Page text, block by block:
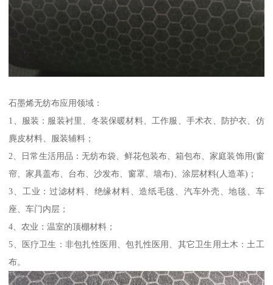
石墨烯无纺布应用领域：
1、服装：服装衬里、冬装保暖材料、工作服、手术衣、防护衣、仿
麂皮材料、服装辅料；
2、日常生活用品：无纺布袋、鲜花包装布、箱包布、家庭装饰用(窗
帘、家具盖布、台布、沙发布、窗罩、墙布)、涂层材料(人造革)；
3、工业：过滤材料、绝缘材料、造纸毛毯、汽车外壳、地毯、车
座、车门内层；
4、农业：温室的顶棚材料；
5、医疗卫生：非包扎性医用、包扎性医用、其它卫生用土木：土工
布。